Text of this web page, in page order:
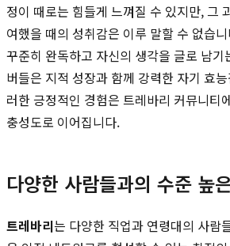
정이 때로는 힘들게 느껴질 수 있지만, 그
여했을 때의 성취감은 이루 말할 수 없습
꾸준히 완독하고 자신의 생각을 글로 남기
버들은 지적 성장과 함께 강력한 자기 효
러한 긍정적인 경험은 트레바리 커뮤니티
충성도로 이어집니다.
다양한 사람들과의 수준 높
트레바리는 다양한 직업과 연령대의 사람